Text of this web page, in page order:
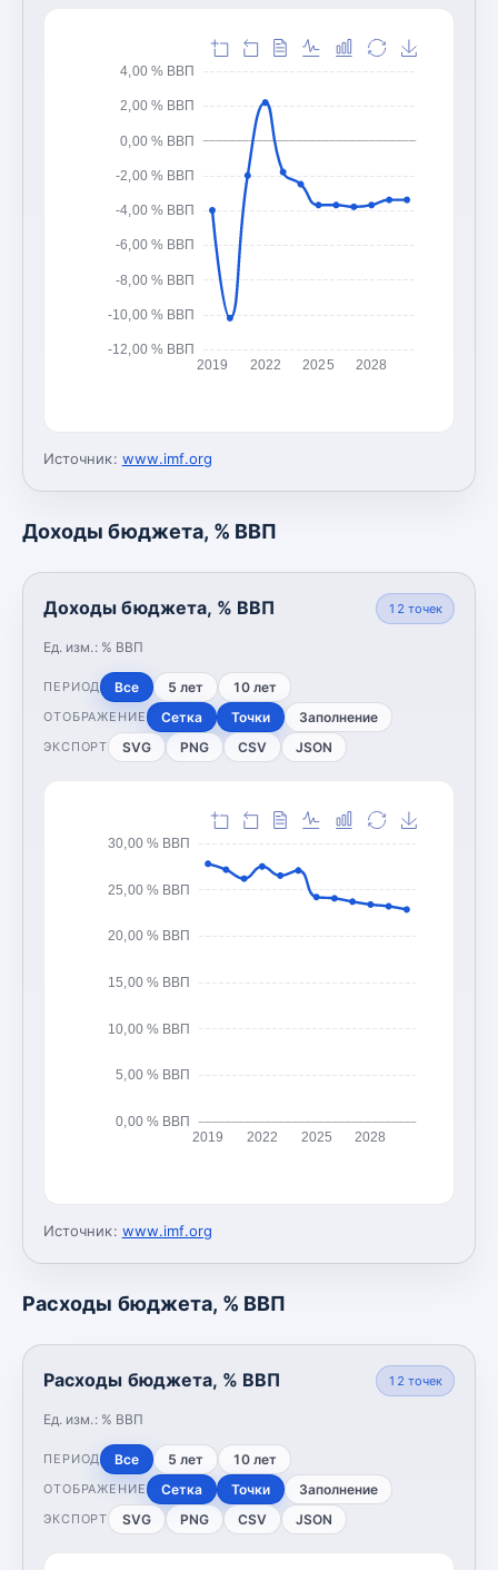
-12,00 % ВВП
-10,00 % ВВП
-8,00 % ВВП
-6,00 % ВВП
-4,00 % ВВП
-2,00 % ВВП
0,00 % ВВП
2,00 % ВВП
4,00 % ВВП
2019 2022 2025 2028
Источник: www.imf.org
Доходы бюджета, % ВВП
Доходы бюджета, % ВВП
Ед. изм.: % ВВП
12 точек
ПЕРИОД Все 5 лет 10 лет
ОТОБРАЖЕНИЕ Сетка Точки Заполнение
ЭКСПОРТ SVG PNG CSV JSON
0,00 % ВВП
5,00 % ВВП
10,00 % ВВП
15,00 % ВВП
20,00 % ВВП
25,00 % ВВП
30,00 % ВВП
2019 2022 2025 2028
Источник: www.imf.org
Расходы бюджета, % ВВП
Расходы бюджета, % ВВП
Ед. изм.: % ВВП
12 точек
ПЕРИОД Все 5 лет 10 лет
ОТОБРАЖЕНИЕ Сетка Точки Заполнение
ЭКСПОРТ SVG PNG CSV JSON